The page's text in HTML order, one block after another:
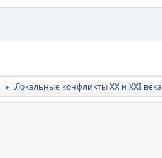
► Локальные конфликты XX и XXI века